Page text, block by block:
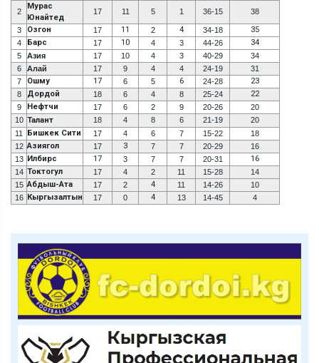
2
Мурас
Юнайтед
17 11 5 1 36-15 38
3 Озгон 17 11 2 4 34-18 35
4 Барс 17 10 4 3 44-26 34
5 Азия 17 10 4 3 40-29
34
6
Алай 17 9 4 4 24-19
31
7
Ошму 17 6 5 6 24-28 23
8 Дордой 18 6 4 8 25-24 22
9 Нефтчи 17 6 2 9 20-26
20
10 Талант 18 4 8 6 21-19
20
11
Бишкек Сити 17 4 6 7 15-22
18
12 Азиягол 17 3 7 7 20-29
16
13 Илбирс 17 3 7 7 20-31 16
14 Токтогул 17 4 2 11 15-28
14
15 Абдыш-Ата 17 2 4 11 14-26
10
16 Кыргызалтын 17 0 4 13 14-45 4